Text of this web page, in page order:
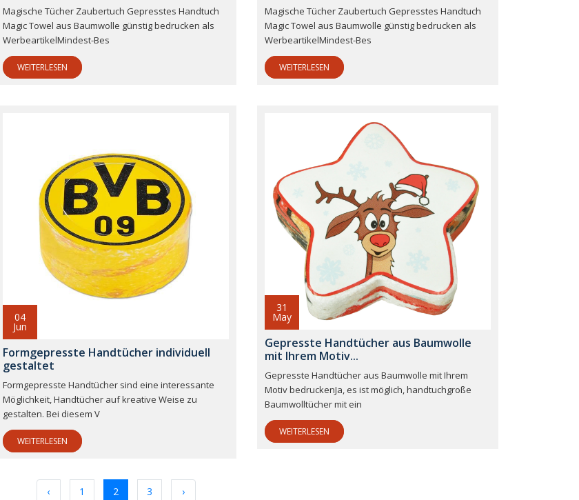
Magische Tücher Zaubertuch Gepresstes Handtuch
Magic Towel aus Baumwolle günstig bedrucken als
WerbeartikelMindest-Bes
WEITERLESEN
Magische Tücher Zaubertuch Gepresstes Handtuch
Magic Towel aus Baumwolle günstig bedrucken als
WerbeartikelMindest-Bes
WEITERLESEN
04
Jun
Formgepresste Handtücher individuell
gestaltet
Formgepresste Handtücher sind eine interessante
Möglichkeit, Handtücher auf kreative Weise zu
gestalten. Bei diesem V
WEITERLESEN
31
May
Gepresste Handtücher aus Baumwolle
mit Ihrem Motiv...
Gepresste Handtücher aus Baumwolle mit Ihrem
Motiv bedruckenJa, es ist möglich, handtuchgroße
Baumwolltücher mit ein
WEITERLESEN
‹ 1 2 3 ›